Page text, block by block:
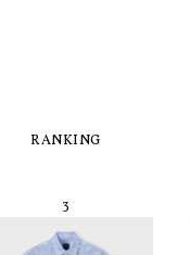
RANKING